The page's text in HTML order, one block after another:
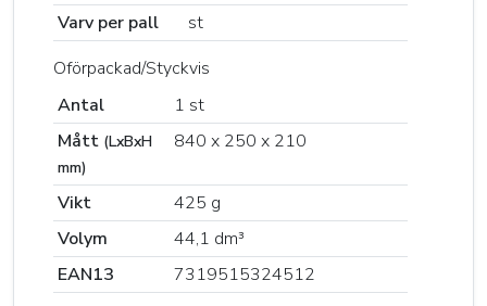
Varv per pall
st
Oförpackad/Styckvis
Antal
1 st
Mått (LxBxH
mm)
840 x 250 x 210
Vikt
425 g
Volym
44,1 dm³
EAN13
7319515324512